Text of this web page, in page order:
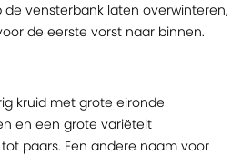
vensterbank laten overwinteren,
de eerste vorst naar binnen.
kruid met grote eironde
en een grote variëteit
paars. Een andere naam voor